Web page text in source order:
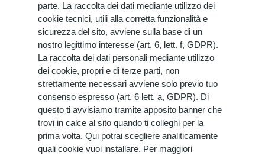
parte. La raccolta dei dati mediante utilizzo dei
cookie tecnici, utili alla corretta funzionalità e
sicurezza del sito, avviene sulla base di un
nostro legittimo interesse (art. 6, lett. f, GDPR).
La raccolta dei dati personali mediante utilizzo
dei cookie, propri e di terze parti, non
strettamente necessari avviene solo previo tuo
consenso espresso (art. 6 lett. a, GDPR). Di
questo ti avvisiamo tramite apposito banner che
trovi in calce al sito quando ti colleghi per la
prima volta. Qui potrai scegliere analiticamente
quali cookie vuoi installare. Per maggiori